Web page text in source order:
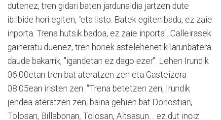
dutenez, tren gidari baten jardunaldia jartzen dute
ibilbide hori egiten, "eta listo. Batek egiten badu, ez zaie
inporta. Trena hutsik badoa, ez zaie inporta". Calleirasek
gaineratu duenez, tren horiek astelehenetik larunbatera
daude bakarrik, "igandetan ez dago ezer". Lehen Irundik
06:00etan tren bat ateratzen zen eta Gasteizera
08:05ean iristen zen. "Trena betetzen zen, Irundik
jendea ateratzen zen, baina gehien bat Donostian,
Tolosan, Billabonan, Tolosan, Altsasun… ez dut inoiz